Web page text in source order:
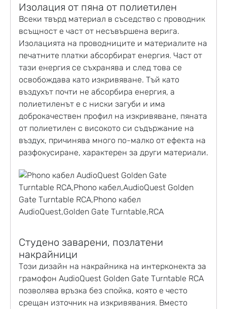
Изолация от пяна от полиетилен
Всеки твърд материал в съседство с проводник
всъщност е част от несъвършена верига.
Изолацията на проводниците и материалите на
печатните платки абсорбират енергия. Част от
тази енергия се съхранява и след това се
освобождава като изкривяване. Тъй като
въздухът почти не абсорбира енергия, а
полиетиленът е с ниски загуби и има
доброкачествен профил на изкривяване, пяната
от полиетилен с високото си съдържание на
въздух, причинява много по-малко от ефекта на
разфокусиране, характерен за други материали.
Студено заварени, позлатени
накрайници
Този дизайн на накрайника на интерконекта за
грамофон AudioQuest Golden Gate Turntable RCA
позволява връзка без спойка, която е често
срещан източник на изкривявания. Вместо